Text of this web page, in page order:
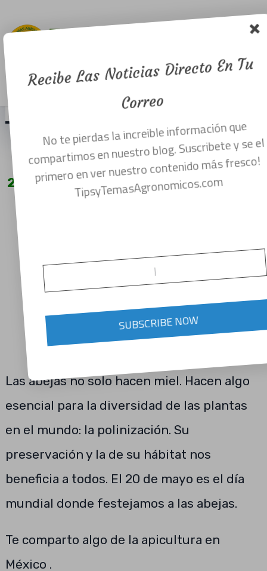
Menu
20 De Mayo
de las abejas.
¿CUANDO ES EL DIA MUNDIAL DE LAS
ABEJAS?
20 DE MAYO DIA MUNDIAL DE LAS ABEJAS
Las abejas no solo hacen miel. Hacen algo
esencial para la diversidad de las plantas
en el mundo: la polinización. Su
preservación y la de su hábitat nos
beneficia a todos. El 20 de mayo es el día
mundial donde festejamos a las abejas.
Te comparto algo de la apicultura en
México .
Recibe Las Noticias Directo En Tu
Correo
No te pierdas la increible información que
compartimos en nuestro blog. Suscribete y se el
primero en ver nuestro contenido más fresco!
TipsyTemasAgronomicos.com
SUBSCRIBE NOW